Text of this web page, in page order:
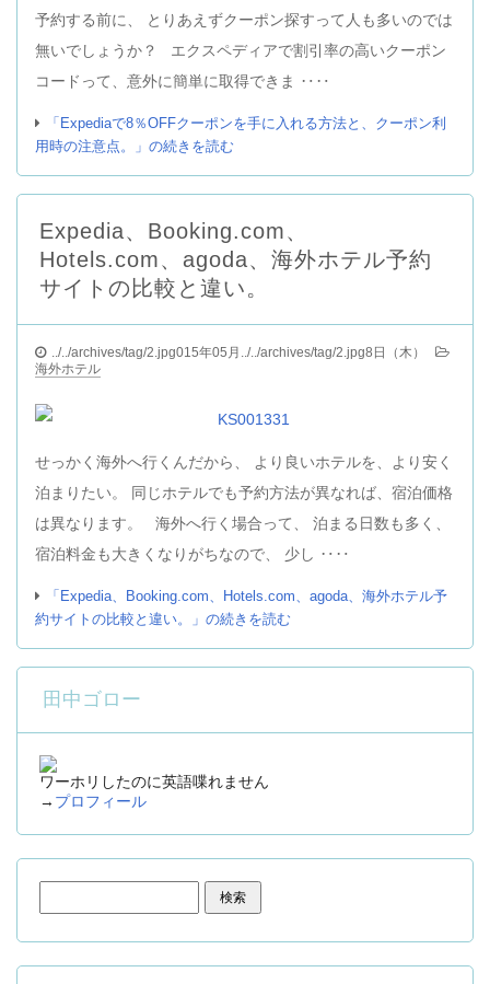
予約する前に、 とりあえずクーポン探すって人も多いのでは
無いでしょうか？ エクスペディアで割引率の高いクーポン
コードって、意外に簡単に取得できま ‥‥
「Expediaで8％OFFクーポンを手に入れる方法と、クーポン利
用時の注意点。」の続きを読む
Expedia、Booking.com、
Hotels.com、agoda、海外ホテル予約
サイトの比較と違い。
../../archives/tag/2.jpg015年05月../../archives/tag/2.jpg8日（木）
海外ホテル
せっかく海外へ行くんだから、 より良いホテルを、より安く
泊まりたい。 同じホテルでも予約方法が異なれば、宿泊価格
は異なります。 海外へ行く場合って、 泊まる日数も多く、
宿泊料金も大きくなりがちなので、 少し ‥‥
「Expedia、Booking.com、Hotels.com、agoda、海外ホテル予
約サイトの比較と違い。」の続きを読む
田中ゴロー
ワーホリしたのに英語喋れません
→ プロフィール